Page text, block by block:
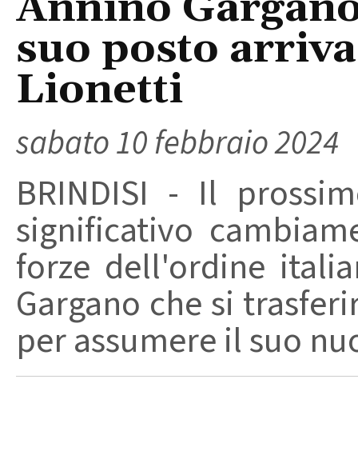
suo posto
Lionetti
sabato 10 febbraio 2024
BRINDISI - Il
significativo
forze dell'ordine
Gargano che si
per assumere il suo